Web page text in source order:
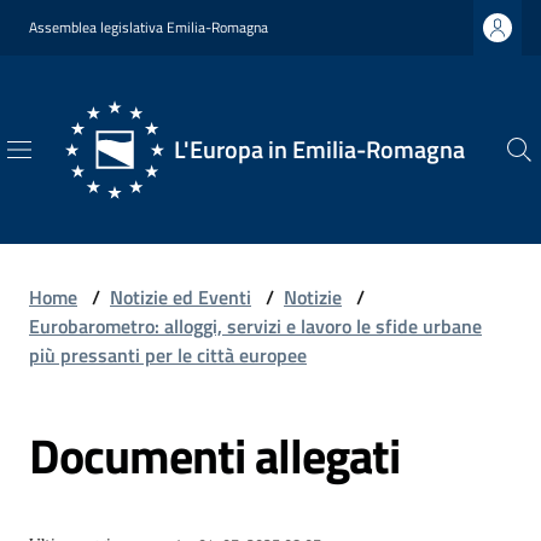
Vai al contenuto
Vai alla navigazione
Vai al footer
Assemblea legislativa Emilia-Romagna
L'Europa in Emilia-Romagna
L'Europa
Romagna
Siamo
Home / Notizie ed Eventi / Notizie /
Eurobarometro: alloggi, servizi e lavoro le sfide urbane
più pressanti per le città europee
Documenti allegati